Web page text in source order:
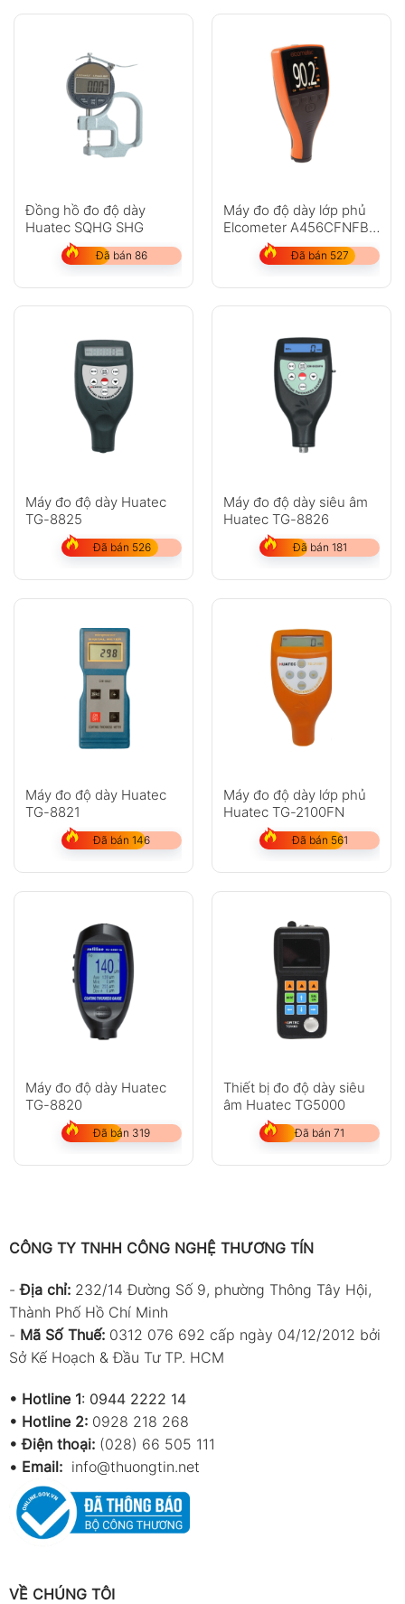
Đồng hồ đo độ dày
Huatec SQHG SHG
Đã bán 86
Máy đo độ dày lớp phủ
Elcometer A456CFNFBS
(Chưa bao gồm đầu dò)
Đã bán 527
Máy đo độ dày Huatec
TG-8825
Đã bán 526
Máy đo độ dày siêu âm
Huatec TG-8826
Đã bán 181
Máy đo độ dày Huatec
TG-8821
Đã bán 146
Máy đo độ dày lớp phủ
Huatec TG-2100FN
Đã bán 561
Máy đo độ dày Huatec
TG-8820
Đã bán 319
Thiết bị đo độ dày siêu
âm Huatec TG5000
Đã bán 71
CÔNG TY TNHH CÔNG NGHỆ THƯƠNG TÍN
-Địa chỉ: 232/14 Đường Số 9, phường Thông Tây Hội,
Thành Phố Hồ Chí Minh
- Mã Số Thuế: 0312 076 692 cấp ngày 04/12/2012 bởi
Sở Kế Hoạch & Đầu Tư TP. HCM
• Hotline 1: 0944 2222 14
• Hotline 2: 0928 218 268
• Điện thoại: (028) 66 505 111
• Email: info@thuongtin.net
VỀ CHÚNG TÔI